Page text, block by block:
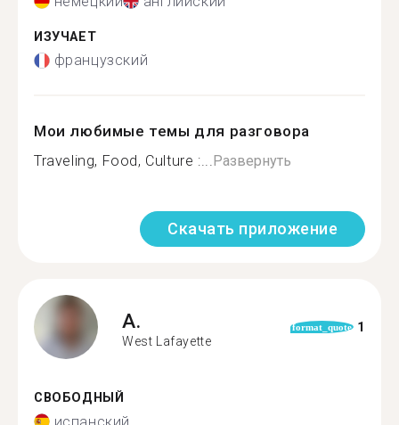
ИЗУЧАЕТ
французский
Мои любимые темы для разговора
Traveling, Food, Culture :...Развернуть
Скачать приложение
A.
West Lafayette
format_quote 1
СВОБОДНЫЙ
испанский